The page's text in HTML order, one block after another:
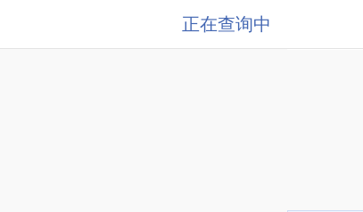
正在查询中